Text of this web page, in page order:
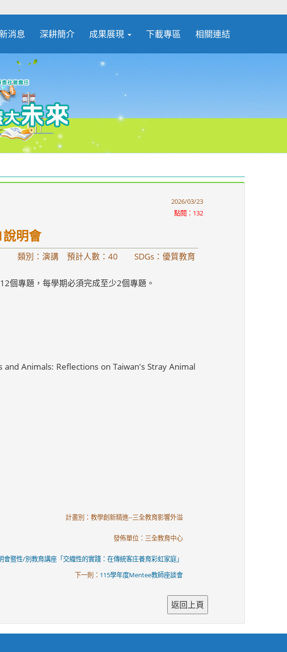
消息 深耕簡介 成果展現 下載專區 相關連結
2026/03/23
點閱：132
明會
類別：演講 預計人數：40 SDGs：優質教育
個專題，每學期必須完成至少2個專題。
Animals: Reflections on Taiwan's Stray Animal
計畫別：教學創新精進--三全教育影響外溢
發佈單位：三全教育中心
暨性/別教育講座「交織性的實踐：在傳統客庄養育彩虹家庭」
下一則： 115學年度Mentee教師座談會